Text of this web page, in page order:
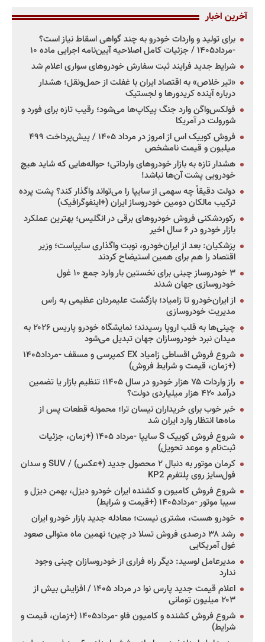
آخرین اخبار
برای تولید و واردات خودرو به چند گواهی اسقاط نیاز است؟
-مرداد۱۴۰۵ / جزئیات کامل اصلاحیه آیین‌نامه اجرایی ماده ۱۰
شرایط جدید فرایند ثبت سفارش خودروهای سواری اعلام شد
«تیر خلاص» به اقتصاد ایران با غفلت از حمل‌ونقل؛ هشدار
درباره آینده کریدورها و لجستیک
فولکس‌واگن وارد جنگ پیکاپ‌ها می‌شود؛ رقیب تازه برای فورد و
شورولت در آمریکا
فروش کوییک اس از امروز در مرداد ۱۴۰۵ / پیش‌پرداخت ۴۹۹
میلیون و قیمت نامشخص
هشدار تازه به بازار خودروهای وارداتی؛ حواله‌هایی که شاید هیچ
خودرویی پشت آن‌ها نباشد!
دولت دقیقاً چه سهمی از سایپا را می‌تواند واگذار کند؟ پشت پرده
ترکیب مالکان دومین خودروساز ایران (+اینفوگرافیک)
رکوردشکنی فروش خودروهای برقی در انگلیس؛ بهترین عملکرد
بازار خودرو در ۶ سال اخیر
پزشکیان: بعد از ایران‌خودرو، نوبت واگذاری سایپاست؛ وزیر
اقتصاد را هم برای همین استیضاح کردند
۳ خودروساز چینی برای نخستین بار وارد جمع ۱۰ غول
خودروسازی جهان شدند
از ایران‌خودرو تا زامیاد؛ بازگشت علیمردان عظیمی به راس
مدیریت خودروسازی
چینی‌ها به قلب اروپا رسیدند؛ نمایشگاه خودرو پاریس ۲۰۲۶ به
میدان نبرد خودروسازان جهان تبدیل می‌شود
شروع فروش اقساطی زامیاد EX کمپرسی و مسقف -مرداد۱۴۰۵
(+زمان، قیمت و شرایط فروش)
راز واردات ۷۵ هزار خودرو در سال ۱۴۰۵؛ تنظیم بازار یا تضمین
درآمد ۴۲۰ هزار میلیاردی دولت؟
خبر خوب برای خریداران نیسان ترا؛ محموله قطعات پس از
ماه‌ها انتظار وارد ایران شد
شروع فروش کوییک S سایپا -مرداد ۱۴۰۵ (+زمان، جزئیات
ثبت‌نام و موعد تحویل)
کرمان موتور به دنبال ۲ محصول جدید (+عکس) / SUV و سدان
فول‌سایز روی پلتفرم KP2
شروع فروش کامیون و کشنده ایران خودرو دیزل، بهمن دیزل و
سیبا موتور -مرداد۱۴۰۵ (+قیمت و شرایط)
خودرو هست، مشتری نیست؛ معادله جدید بازار خودرو ایران
رشد ۳۸ درصدی فروش تسلا در چین؛ نهمین ماه متوالی صعود
غول آمریکایی
مدیرعامل لوسید: دیگر راه فراری از خودروسازان چینی وجود
ندارد
اعلام قیمت جدید پارس نوا در مرداد ۱۴۰۵ / افزایش بیش از
۲۰۳ میلیون تومانی
شروع فروش کشنده و کامیون فاو -مرداد۱۴۰۵ (+زمان، قیمت و
شرایط)